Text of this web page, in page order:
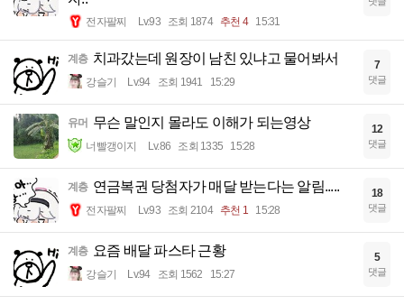
전자팔찌 Lv.93 조회 1874 추천 4 15:31
계층 치과갔는데 원장이 남친 있냐고 물어봐서
강슬기 Lv.94 조회 1941 15:29
7
댓글
유머 무슨 말인지 몰라도 이해가 되는영상
너빨갱이지 Lv.86 조회 1335 15:28
12
댓글
계층 연금복권 당첨자가 매달 받는다는 알림.....
전자팔찌 Lv.93 조회 2104 추천 1 15:28
18
댓글
계층 요즘 배달 파스타 근황
강슬기 Lv.94 조회 1562 15:27
5
댓글